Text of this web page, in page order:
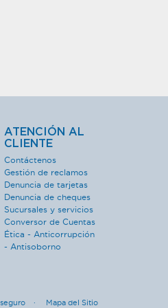
ATENCIÓN AL
CLIENTE
Contáctenos
Gestión de reclamos
Denuncia de tarjetas
Denuncia de cheques
Sucursales y servicios
Conversor de Cuentas
Ética - Anticorrupción
- Antisoborno
seguro · Mapa del Sitio